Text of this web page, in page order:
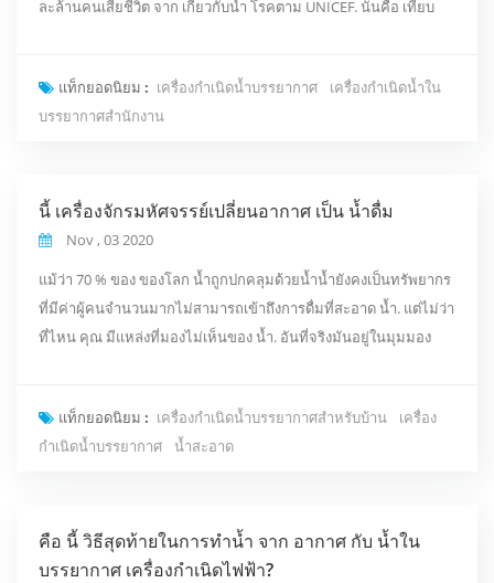
ละล้านคนเสียชีวิต จาก เกี่ยวกับน้ำ โรคตาม UNICEF. นั่นคือ เทียบ
เปลี่ยนแปลง นั่น. แอคแคร์วอเตอร์ ดึงน้ำ จาก อากาศเบาบางไม่เพียง
แต่ทุกประเภทเท่านั้น แต่ยั...
แท็กยอดนิยม : เครื่องกำเนิดน้ำบรรยากาศ
เครื่องกำเนิดน้ำใน
บรรยากาศสำนักงาน
นี้ เครื่องจักรมหัศจรรย์เปลี่ยนอากาศ เป็น น้ำดื่ม
Nov , 03 2020
แม้ว่า 70 % ของ ของโลก น้ำถูกปกคลุมด้วยน้ำน้ำยังคงเป็นทรัพยากร
ที่มีค่าผู้คนจำนวนมากไม่สามารถเข้าถึงการดื่มที่สะอาด น้ำ. แต่ไม่ว่า
ที่ไหน คุณ มีแหล่งที่มองไม่เห็นของ น้ำ. อันที่จริงมันอยู่ในมุมมอง
บรรยากาศดึงน้ำออกจากอากาศและกล่าวได้ว่าไม่เพียง แต่ดื่มได้ แต่
ยังดีต่อร่างกาย ...
แท็กยอดนิยม : เครื่องกำเนิดน้ำบรรยากาศสำหรับบ้าน
เครื่อง
กำเนิดน้ำบรรยากาศ
น้ำสะอาด
คือ นี้ วิธีสุดท้ายในการทำน้ำ จาก อากาศ กับ น้ำใน
บรรยากาศ เครื่องกำเนิดไฟฟ้า?